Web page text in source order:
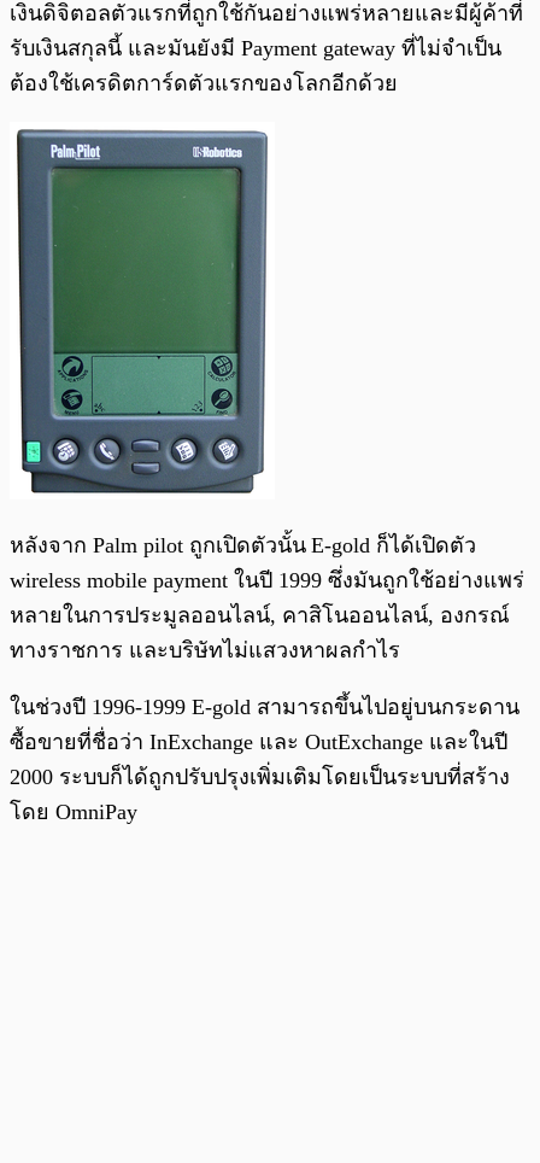
เงินดิจิตอลตัวแรกที่ถูกใช้กันอย่างแพร่หลายและมีผู้ค้าที่
รับเงินสกุลนี้ และมันยังมี Payment gateway ที่ไม่จำเป็น
ต้องใช้เครดิตการ์ดตัวแรกของโลกอีกด้วย
หลังจาก Palm pilot ถูกเปิดตัวนั้น E-gold ก็ได้เปิดตัว
wireless mobile payment ในปี 1999 ซึ่งมันถูกใช้อย่างแพร่
หลายในการประมูลออนไลน์, คาสิโนออนไลน์, องกรณ์
ทางราชการ และบริษัทไม่แสวงหาผลกำไร
ในช่วงปี 1996-1999 E-gold สามารถขึ้นไปอยู่บนกระดาน
ซื้อขายที่ชื่อว่า InExchange และ OutExchange และในปี
2000 ระบบก็ได้ถูกปรับปรุงเพิ่มเติมโดยเป็นระบบที่สร้าง
โดย OmniPay